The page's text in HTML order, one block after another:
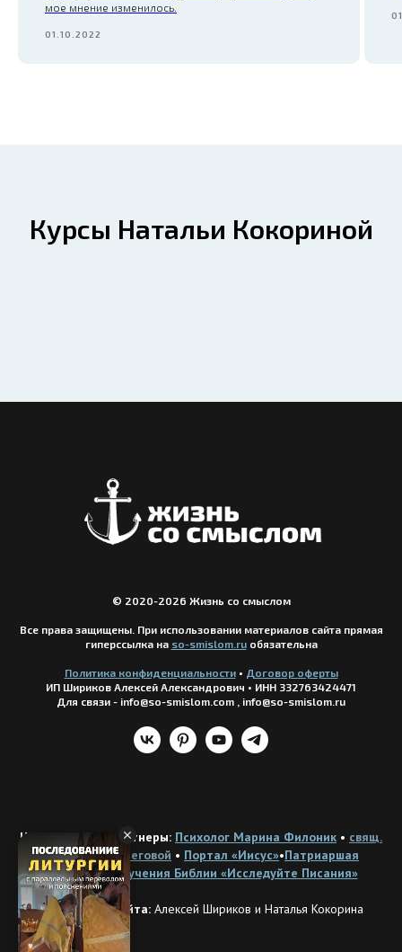
мое мнение изменилось.
01.10.2022
Курсы Натальи Кокориной
© 2020-2026 Жизнь со смыслом
Все права защищены. При использовании материалов сайта прямая
гиперссылка на so-smislom.ruобязательна
Политика конфиденциальности • Договор оферты
ИП Шириков Алексей Александрович • ИНН 332763424471
Для связи - info@so-smislom.com , info@so-smislom.ru
Наши друзья и партнеры: Психолог Марина Филоник • свящ.
Владислав Береговой • Портал «Иисус»•Патриаршая
программа изучения Библии «Исследуйте Писания»
Разработка сайта:Алексей Шириков и Наталья Кокорина